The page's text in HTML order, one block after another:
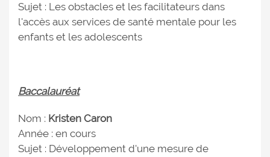
Sujet : Les obstacles et les facilitateurs dans
l'accès aux services de santé mentale pour les
enfants et les adolescents
Baccalauréat
Nom : Kristen Caron
Année : en cours
Sujet : Développement d'une mesure de